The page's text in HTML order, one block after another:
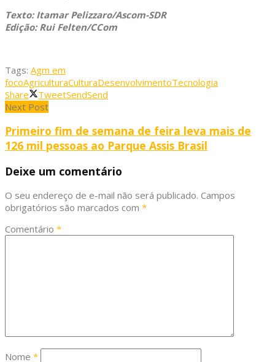
Texto: Itamar Pelizzaro/Ascom-SDR
Edição: Rui Felten/CCom
Tags: Agm em
focoAgriculturaCulturaDesenvolvimentoTecnologia
Share
TweetSendSend
Next Post
Primeiro fim de semana de feira leva mais de
126 mil pessoas ao Parque Assis Brasil
Deixe um comentário
O seu endereço de e-mail não será publicado. Campos
obrigatórios são marcados com *
Comentário *
Nome *